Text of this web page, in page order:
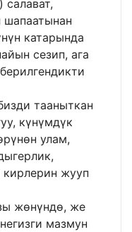
салават,
шапаатынан
катарында
сезип, ага
тааныткан
күнүмдүк
улам,
жууп
жөнүндө, же
мазмун